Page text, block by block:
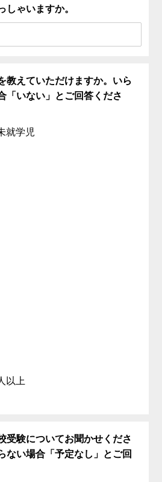
しゃいますか。
教えていただけますか。いら
「いない」とご回答くださ
就学児
以上
受験についてお聞かせくださ
ない場合「予定なし」とご回